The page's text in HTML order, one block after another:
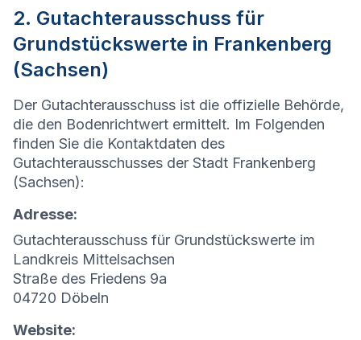
2. Gutachterausschuss für
Grundstückswerte in Frankenberg
(Sachsen)
Der Gutachterausschuss ist die offizielle Behörde,
die den Bodenrichtwert ermittelt. Im Folgenden
finden Sie die Kontaktdaten des
Gutachterausschusses der Stadt Frankenberg
(Sachsen):
Adresse:
Gutachterausschuss für Grundstückswerte im
Landkreis Mittelsachsen
Straße des Friedens 9a
04720 Döbeln
Website: